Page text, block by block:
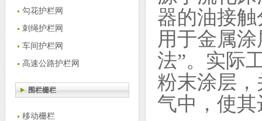
勾花护栏网
刺绳护栏网
车间护栏网
高速公路护栏网
围栏栅栏
移动栅栏
器的油接
用于金属
法”。实际
粉末涂层
气中，使